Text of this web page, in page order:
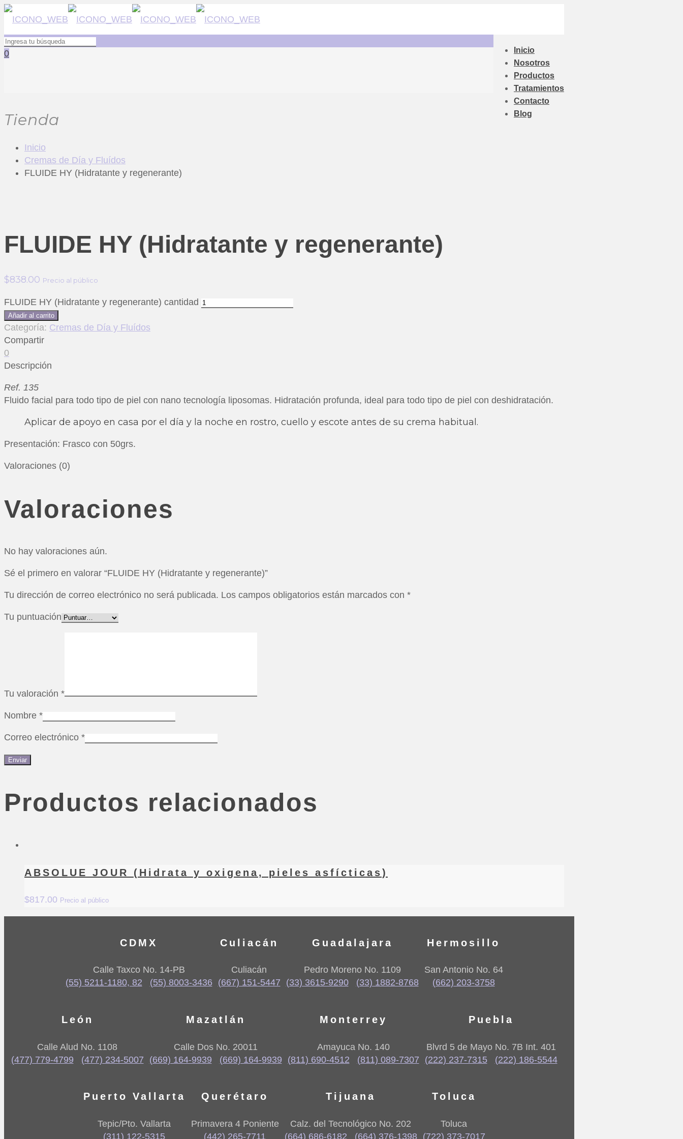
Inicio
Nosotros
Productos
Tratamientos
Contacto
Blog
0
Tienda
Inicio
Cremas de Día y Fluídos
FLUIDE HY (Hidratante y regenerante)
FLUIDE HY (Hidratante y regenerante)
$838.00 Precio al público
FLUIDE HY (Hidratante y regenerante) cantidad
Añadir al carrito
Categoría: Cremas de Día y Fluídos
Compartir
0
Descripción
Ref. 135
Fluido facial para todo tipo de piel con nano tecnología liposomas. Hidratación profunda, ideal para todo tipo de piel con deshidratación.
Aplicar de apoyo en casa por el día y la noche en rostro, cuello y escote antes de su crema habitual.
Presentación: Frasco con 50grs.
Valoraciones (0)
Valoraciones
No hay valoraciones aún.
Sé el primero en valorar “FLUIDE HY (Hidratante y regenerante)”
Tu dirección de correo electrónico no será publicada. Los campos obligatorios están marcados con *
Tu puntuación
Tu valoración *
Nombre *
Correo electrónico *
Productos relacionados
ABSOLUE JOUR (Hidrata y oxigena, pieles asfícticas)
$817.00 Precio al público
CDMX
Calle Taxco No. 14-PB
(55) 5211-1180, 82
(55) 8003-3436
Culiacán
Culiacán
(667) 151-5447
Guadalajara
Pedro Moreno No. 1109
(33) 3615-9290
(33) 1882-8768
Hermosillo
San Antonio No. 64
(662) 203-3758
León
Calle Alud No. 1108
(477) 779-4799
(477) 234-5007
Mazatlán
Calle Dos No. 20011
(669) 164-9939
(669) 164-9939
Monterrey
Amayuca No. 140
(811) 690-4512
(811) 089-7307
Puebla
Blvrd 5 de Mayo No. 7B Int. 401
(222) 237-7315
(222) 186-5544
Puerto Vallarta
Tepic/Pto. Vallarta
(311) 122-5315
Querétaro
Primavera 4 Poniente
(442) 265-7711
Tijuana
Calz. del Tecnológico No. 202
(664) 686-6182
(664) 376-1398
Toluca
Toluca
(722) 373-7017